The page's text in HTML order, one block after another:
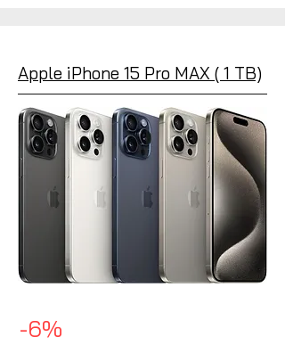
Apple iPhone 15 Pro MAX ( 1 TB)
-6%